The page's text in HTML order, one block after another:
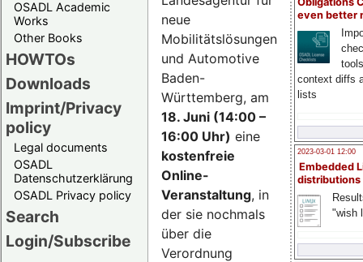
OSADL Academic
Works
Other Books
HOWTOs
Downloads
Imprint/Privacy
policy
Legal documents
OSADL
Datenschutzerklärung
OSADL Privacy policy
Search
Login/Subscribe
even better
context diffs
lists
2023-03-01 12:00
Embedded
distributions
"wish
neue
Mobilitätslösungen
und Automotive
Baden-
Württemberg, am
18. Juni (14:00 –
16:00 Uhr) eine
kostenfreie
Online-
Veranstaltung, in
der sie nochmals
über die
Verordnung